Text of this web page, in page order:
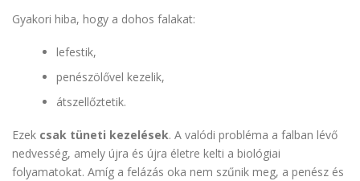
Gyakori hiba, hogy a dohos falakat:
lefestik,
penészölővel kezelik,
átszellőztetik.
Ezek csak tüneti kezelések. A valódi probléma a falban lévő
nedvesség, amely újra és újra életre kelti a biológiai
folyamatokat. Amíg a felázás oka nem szűnik meg, a penész és